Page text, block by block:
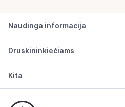
Naudinga informacija
Druskininkiečiams
Kita